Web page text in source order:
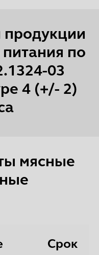
продукции
по
03
4 (+/- 2)
мясные
Срок